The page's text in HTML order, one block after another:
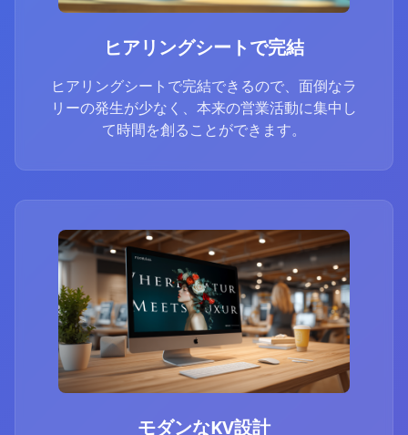
ヒアリングシートで完結
ヒアリングシートで完結できるので、面倒なラ
リーの発生が少なく、本来の営業活動に集中し
て時間を創ることができます。
モダンなKV設計